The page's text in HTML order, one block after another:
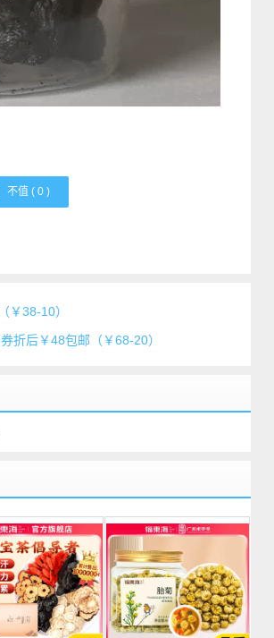
不值 ( 0 )
￥38-10）
折后￥48包邮（￥68-20）